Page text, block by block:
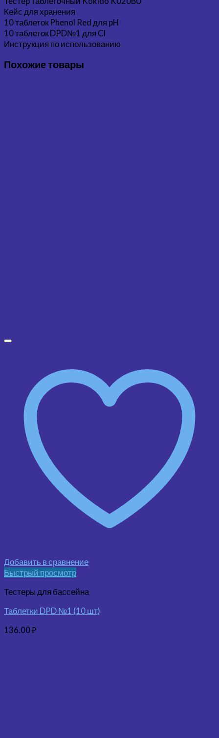
Кейс для хранения
10 таблеток Phenol Red для pH
10 таблеток DPD№1 для Cl
Инструкция по использованию
Похожие товары
Добавить в сравнение
Быстрый просмотр
Тестеры для бассейна
Таблетки DPD №1 (10 шт)
136.00₽